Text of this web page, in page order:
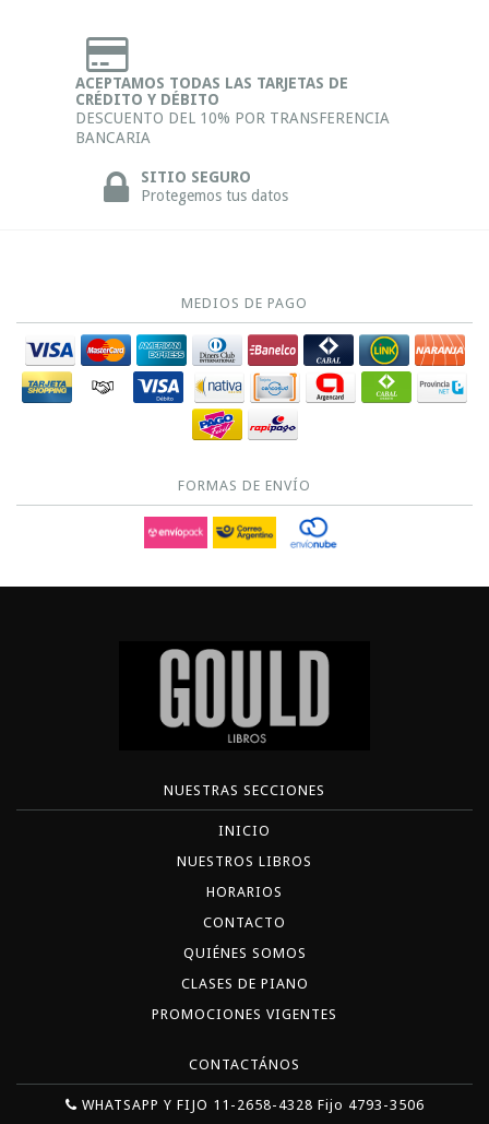
ACEPTAMOS TODAS LAS TARJETAS DE
CRÉDITO Y DÉBITO
DESCUENTO DEL 10% POR TRANSFERENCIA
BANCARIA
SITIO SEGURO
Protegemos tus datos
MEDIOS DE PAGO
FORMAS DE ENVÍO
NUESTRAS SECCIONES
INICIO
NUESTROS LIBROS
HORARIOS
CONTACTO
QUIÉNES SOMOS
CLASES DE PIANO
PROMOCIONES VIGENTES
CONTACTÁNOS
WHATSAPP Y FIJO 11-2658-4328 Fijo 4793-3506